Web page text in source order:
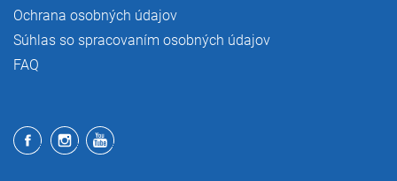
Ochrana osobných údajov
Súhlas so spracovaním osobných údajov
FAQ